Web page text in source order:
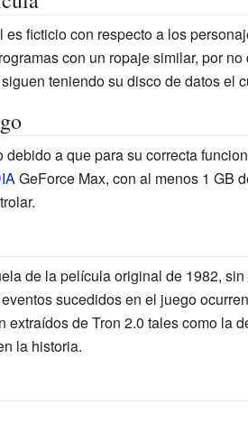
ficticio con respecto a los
con un ropaje similar, por
teniendo su disco de datos el
a que para su correcta
GeForce Max, con al menos 1 GB
de la película original de 1982,
sucedidos en el juego
extraídos de Tron 2.0 tales como la
la historia.